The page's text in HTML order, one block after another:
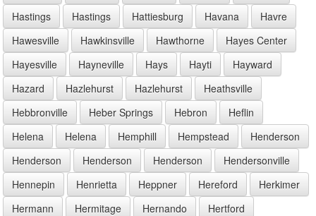
Hastings
Hastings Hattiesburg Havana
Havre
Hawesville
Hawkinsville Hawthorne
Hayes Center
Hayesville
Hayneville Hays Hayti
Hayward
Hazard
Hazlehurst Hazlehurst
Heathsville
Hebbronville
Heber Springs Hebron
Heflin
Helena
Helena Hemphill Hempstead
Henderson
Henderson
Henderson Henderson
Hendersonville
Hennepin
Henrietta Heppner Hereford
Herkimer
Hermann
Hermitage Hernando
Hertford